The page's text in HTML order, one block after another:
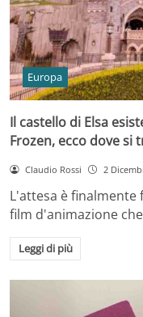
Europa
Il castello di Elsa
Frozen, ecco dove si
Claudio Rossi 2
L'attesa è finalmente
film d'animazione
Leggi di più